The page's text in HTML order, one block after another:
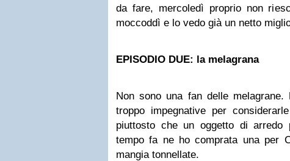
da fare, mercoledì proprio non
moccoddì e lo vedo già un netto
EPISODIO DUE: la melagrana
Non sono una fan delle
troppo impegnative per
piuttosto che un oggetto di arredo
tempo fa ne ho comprata una per
mangia tonnellate.